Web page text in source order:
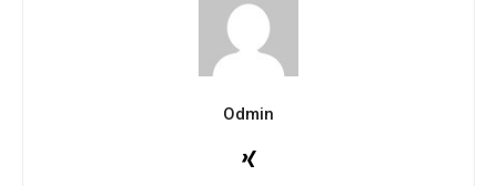
Odmin